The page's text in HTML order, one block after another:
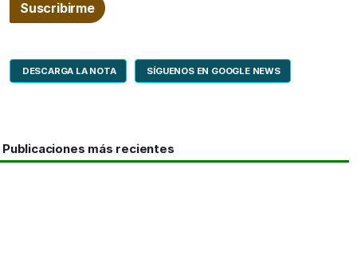
DESCARGA LA NOTA SÍGUENOS EN GOOGLE NEWS
Publicaciones más recientes